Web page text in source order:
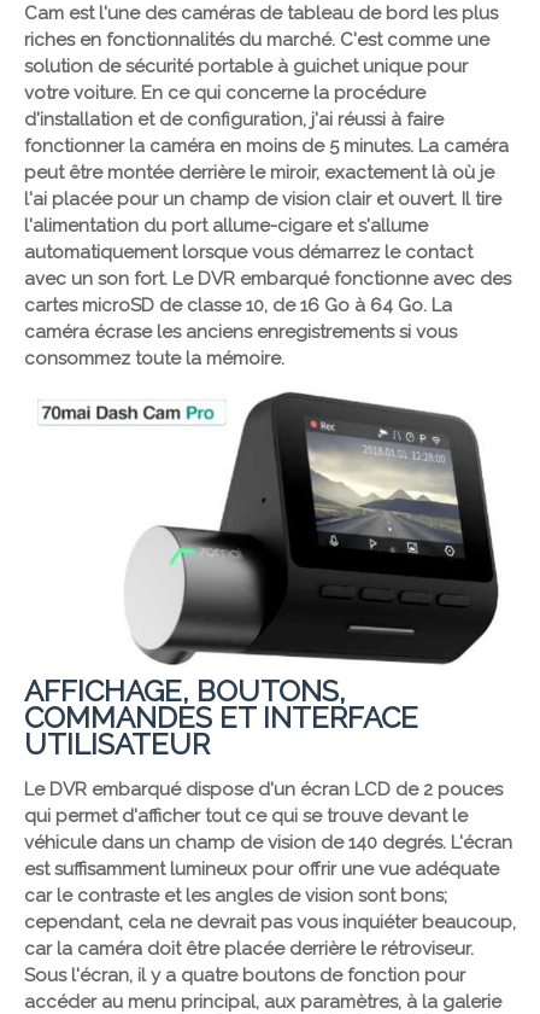
Cam est l'une des caméras de tableau de bord les plus
riches en fonctionnalités du marché. C'est comme une
solution de sécurité portable à guichet unique pour
votre voiture. En ce qui concerne la procédure
d'installation et de configuration, j'ai réussi à faire
fonctionner la caméra en moins de 5 minutes. La caméra
peut être montée derrière le miroir, exactement là où je
l'ai placée pour un champ de vision clair et ouvert. Il tire
l'alimentation du port allume-cigare et s'allume
automatiquement lorsque vous démarrez le contact
avec un son fort. Le DVR embarqué fonctionne avec des
cartes microSD de classe 10, de 16 Go à 64 Go. La
caméra écrase les anciens enregistrements si vous
consommez toute la mémoire.
AFFICHAGE, BOUTONS,
COMMANDES ET INTERFACE
UTILISATEUR
Le DVR embarqué dispose d'un écran LCD de 2 pouces
qui permet d'afficher tout ce qui se trouve devant le
véhicule dans un champ de vision de 140 degrés. L'écran
est suffisamment lumineux pour offrir une vue adéquate
car le contraste et les angles de vision sont bons;
cependant, cela ne devrait pas vous inquiéter beaucoup,
car la caméra doit être placée derrière le rétroviseur.
Sous l'écran, il y a quatre boutons de fonction pour
accéder au menu principal, aux paramètres, à la galerie